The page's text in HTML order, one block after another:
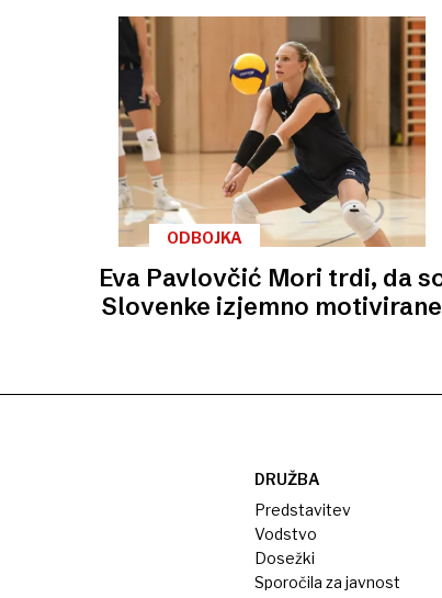
ODBOJKA
Eva Pavlovčić Mori trdi, da
Slovenke izjemno motivirane
DRUŽBA
Predstavitev
Vodstvo
Dosežki
Sporočila za javnost